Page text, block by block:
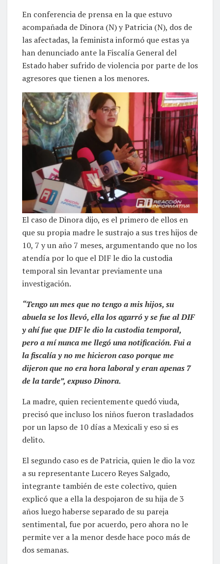
En conferencia de prensa en la que estuvo
acompañada de Dinora (N) y Patricia (N), dos de
las afectadas, la feminista informó que estas ya
han denunciado ante la Fiscalía General del
Estado haber sufrido de violencia por parte de los
agresores que tienen a los menores.
El caso de Dinora dijo, es el primero de ellos en
que su propia madre le sustrajo a sus tres hijos de
10, 7 y un año 7 meses, argumentando que no los
atendía por lo que el DIF le dio la custodia
temporal sin levantar previamente una
investigación.
“Tengo un mes que no tengo a mis hijos, su
abuela se los llevó, ella los agarró y se fue al DIF
y ahí fue que DIF le dio la custodia temporal,
pero a mí nunca me llegó una notificación. Fui a
la fiscalía y no me hicieron caso porque me
dijeron que no era hora laboral y eran apenas 7
de la tarde”, expuso Dinora.
La madre, quien recientemente quedó viuda,
precisó que incluso los niños fueron trasladados
por un lapso de 10 días a Mexicali y eso si es
delito.
El segundo caso es de Patricia, quien le dio la voz
a su representante Lucero Reyes Salgado,
integrante también de este colectivo, quien
explicó que a ella la despojaron de su hija de 3
años luego haberse separado de su pareja
sentimental, fue por acuerdo, pero ahora no le
permite ver a la menor desde hace poco más de
dos semanas.